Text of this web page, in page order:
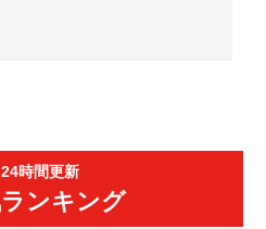
24時間更新
ランキング